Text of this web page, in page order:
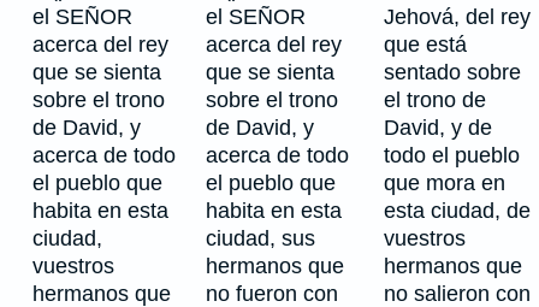
el SEÑOR
acerca del rey
que se sienta
sobre el trono
de David, y
acerca de todo
el pueblo que
habita en esta
ciudad,
vuestros
hermanos que
el SEÑOR
acerca del rey
que se sienta
sobre el trono
de David, y
acerca de todo
el pueblo que
habita en esta
ciudad, sus
hermanos que
no fueron con
Jehová, del rey
que está
sentado sobre
el trono de
David, y de
todo el pueblo
que mora en
esta ciudad, de
vuestros
hermanos que
no salieron con